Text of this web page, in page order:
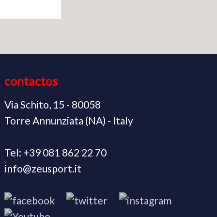
contactos
Via Schito, 15 - 80058
Torre Annunziata (NA) - Italy
Tel: +39 081 862 22 70
info@zeusport.it